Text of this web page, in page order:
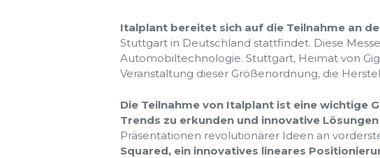
Italplant bereitet sich auf die Teilnahme an
Stuttgart in Deutschland stattfindet. Diese
Automobiltechnologie. Stuttgart, Heimat von
Veranstaltung dieser Größenordnung, die
Die Teilnahme von Italplant ist eine wichtige
Trends zu erkunden und innovative
Präsentationen revolutionärer Ideen an
Squared, ein innovatives lineares